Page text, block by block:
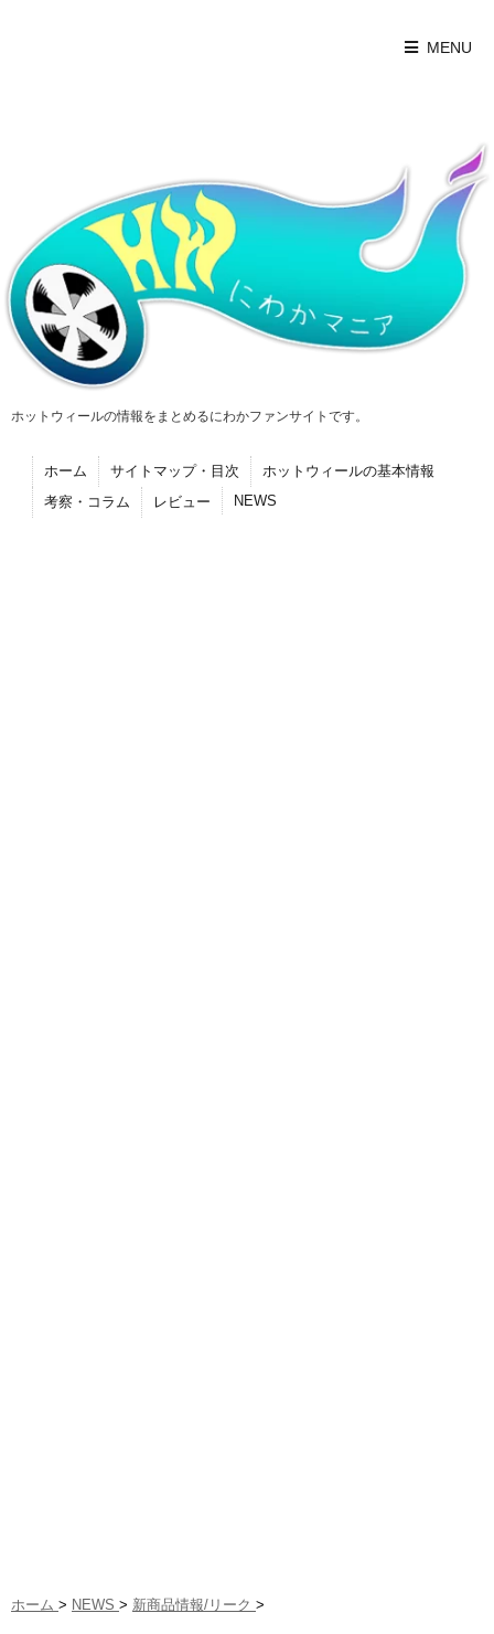
MENU
ホットウィールの情報をまとめるにわかファンサイトです。
ホーム サイトマップ・目次
ホットウィールの基本情報
考察・コラム
レビュー NEWS
ホーム > NEWS > 新商品情報/リーク >